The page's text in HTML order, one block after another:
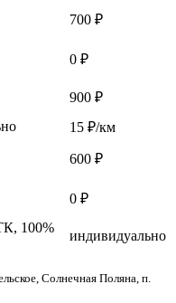
700 ₽
0 ₽
900 ₽
15 ₽/км
600 ₽
0 ₽
100%
индивидуально
Солнечная Поляна, п.